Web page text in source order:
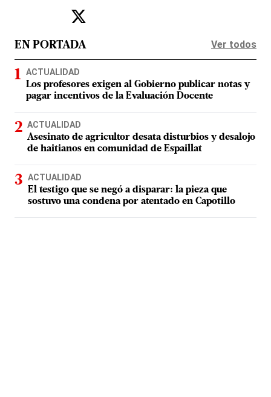
EN PORTADA Ver todos
ACTUALIDAD
Los profesores exigen al Gobierno publicar notas y
pagar incentivos de la Evaluación Docente
ACTUALIDAD
Asesinato de agricultor desata disturbios y desalojo
de haitianos en comunidad de Espaillat
ACTUALIDAD
El testigo que se negó a disparar: la pieza que
sostuvo una condena por atentado en Capotillo